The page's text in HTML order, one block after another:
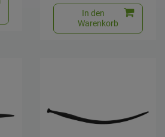
In den
Warenkorb